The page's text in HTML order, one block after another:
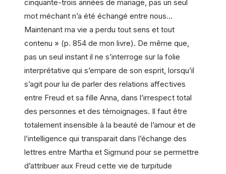
cinquante-trois années de mariage, pas un seul
mot méchant n’a été échangé entre nous…
Maintenant ma vie a perdu tout sens et tout
contenu » (p. 854 de mon livre). De même que,
pas un seul instant il ne s’interroge sur la folie
interprétative qui s’empare de son esprit, lorsqu’il
s’agit pour lui de parler des relations affectives
entre Freud et sa fille Anna, dans l’irrespect total
des personnes et des témoignages. Il faut être
totalement insensible à la beauté de l’amour et de
l’intelligence qui transparait dans l’échange des
lettres entre Martha et Sigmund pour se permettre
d’attribuer aux Freud cette vie de turpitude